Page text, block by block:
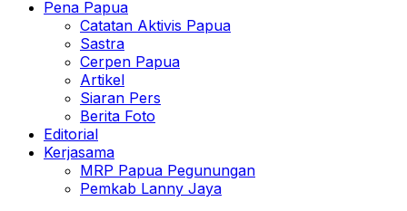
Pena Papua
Catatan Aktivis Papua
Sastra
Cerpen Papua
Artikel
Siaran Pers
Berita Foto
Editorial
Kerjasama
MRP Papua Pegunungan
Pemkab Lanny Jaya